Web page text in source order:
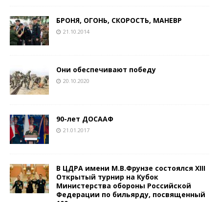
БРОНЯ, ОГОНЬ, СКОРОСТЬ, МАНЕВР
21.10.2014
Они обеспечивают победу
20.10.2020
90-лет ДОСААФ
21.01.2017
В ЦДРА имени М.В.Фрунзе состоялся XIII
Открытый турнир на Кубок
Министерства обороны Российской
Федерации по бильярду, посвященный